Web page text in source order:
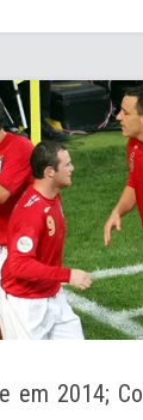
em 2014;